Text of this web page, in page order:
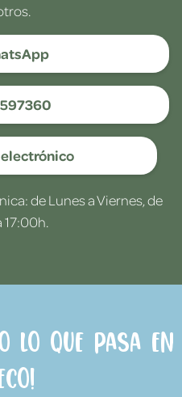
de Lunes a Viernes, de
lo que pasa en